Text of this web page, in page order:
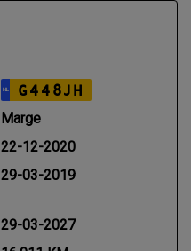
NL G448JH
Marge
22-12-2020
29-03-2019
29-03-2027